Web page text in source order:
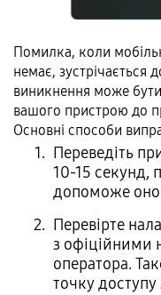
Помилка, коли
немає, зустрічається
виникнення може
вашого пристрою до
Основні способи
Переведіть
10-15 секунд,
допоможе
Перевірте
з офіційними
оператора.
точку